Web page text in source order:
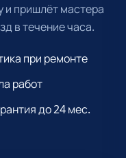
и пришлёт мастера
в течение часа.
при ремонте
работ
до 24 мес.